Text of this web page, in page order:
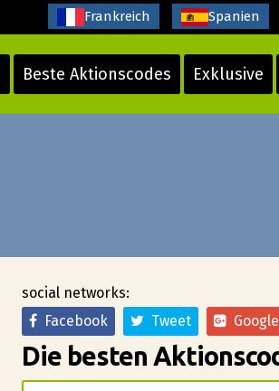
Beste Aktionscodes Exklusive
Frankreich Spanien
social networks:
Facebook
Tweet
Die besten